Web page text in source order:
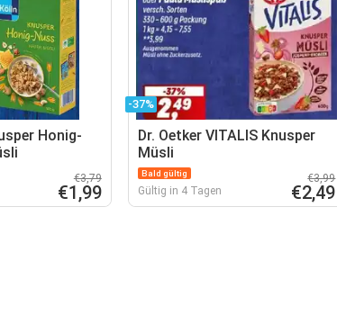
Honig-
€3,79
€1,99
-37%
Dr. Oetker VITALIS Knusper
Müsli
Bald gültig
Gültig in 4 Tagen
€3,99
€2,49